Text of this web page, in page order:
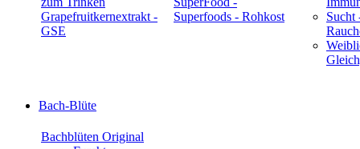
Grapefruitkernextrakt -
GSE
Superfoods - Rohkost
Sucht
Bach-Blüte
Bachblüten Original